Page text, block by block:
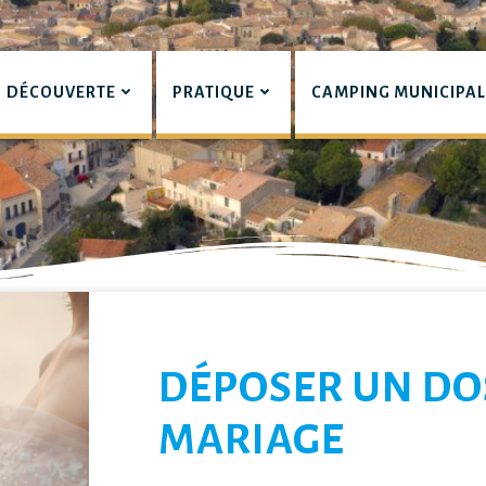
DÉCOUVERTE PRATIQUE CAMPING MUNICIPAL
DÉPOSER UN
MARIAGE